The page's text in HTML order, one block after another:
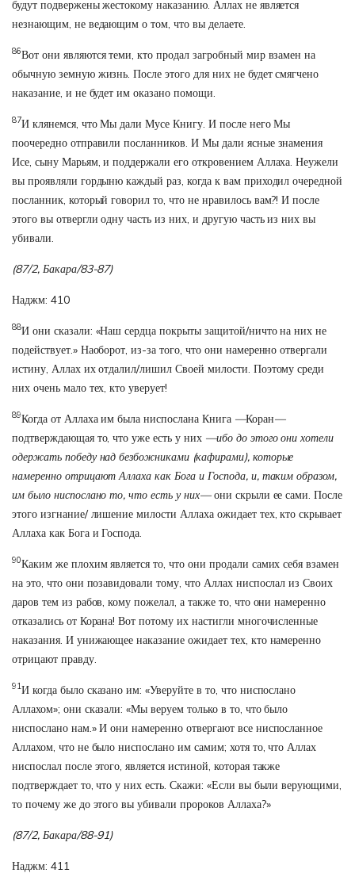
будут подвержены жестокому наказанию. Аллах не является
незнающим, не ведающим о том, что вы делаете.
86Вот они являются теми, кто продал загробный мир взамен на
обычную земную жизнь. После этого для них не будет смягчено
наказание, и не будет им оказано помощи.
87И клянемся, что Мы дали Мусе Книгу. И после него Мы
поочередно отправили посланников. И Мы дали ясные знамения
Исе, сыну Марьям, и поддержали его откровением Аллаха. Неужели
вы проявляли гордыню каждый раз, когда к вам приходил очередной
посланник, который говорил то, что не нравилось вам?! И после
этого вы отвергли одну часть из них, и другую часть из них вы
убивали.
(87/2, Бакара/83-87)
Наджм: 410
88И они сказали: «Наш сердца покрыты защитой/ничто на них не
подействует.» Наоборот, из-за того, что они намеренно отвергали
истину, Аллах их отдалил/лишил Своей милости. Поэтому среди
них очень мало тех, кто уверует!
89Когда от Аллаха им была ниспослана Книга —Коран—
подтверждающая то, что уже есть у них —ибо до этого они хотели
одержать победу над безбожниками (кафирами), которые
намеренно отрицают Аллаха как Бога и Господа, и, таким образом,
им было ниспослано то, что есть у них—они скрыли ее сами. После
этого изгнание/ лишение милости Аллаха ожидает тех, кто скрывает
Аллаха как Бога и Господа.
90Каким же плохим является то, что они продали самих себя взамен
на это, что они позавидовали тому, что Аллах ниспослал из Своих
даров тем из рабов, кому пожелал, а также то, что они намеренно
отказались от Корана! Вот потому их настигли многочисленные
наказания. И унижающее наказание ожидает тех, кто намеренно
отрицают правду.
91И когда было сказано им: «Уверуйте в то, что ниспослано
Аллахом»; они сказали: «Мы веруем только в то, что было
ниспослано нам.» И они намеренно отвергают все ниспосланное
Аллахом, что не было ниспослано им самим; хотя то, что Аллах
ниспослал после этого, является истиной, которая также
подтверждает то, что у них есть. Скажи: «Если вы были верующими,
то почему же до этого вы убивали пророков Аллаха?»
(87/2, Бакара/88-91)
Наджм: 411